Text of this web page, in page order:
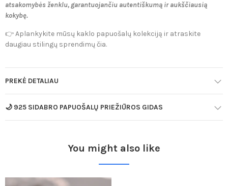
atsakomybės ženklu, garantuojančiu autentiškumą ir aukščiausią
kokybę.
👉Aplankykite mūsų kaklo papuošalų kolekciją ir atraskite
daugiau stilingų sprendimų čia.
PREKĖ DETALIAU
🌙 925 SIDABRO PAPUOŠALŲ PRIEŽIŪROS GIDAS
You might also like